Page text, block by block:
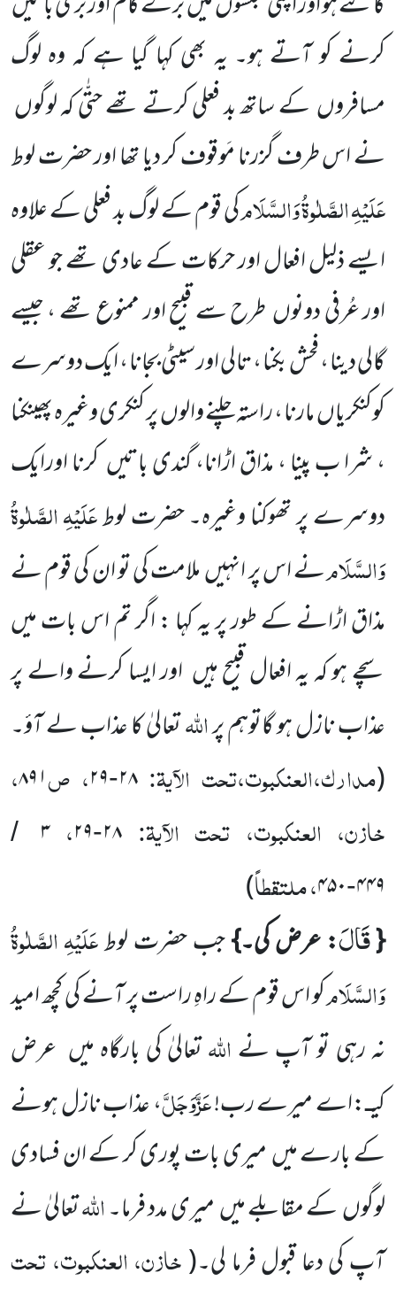
کرنے کو آتے ہو۔ یہ بھی کہا گیا ہے کہ وہ لوگ
مسافروںکے ساتھ بد فعلی کرتے تھے حتّٰی کہ لوگوں
نے اس طرف گزرنا مَوقوف کر دیا تھا اور حضرت لوط
عَلَیْہِالصَّلٰوۃُوَالسَّلَامکی قوم کے لوگ بد فعلی کے علاوہ
ایسے ذلیل افعال اور حرکات کے عادی تھے جو عقلی
اور عُرفی دونوںطرح سے قبیح اور ممنوع تھے ، جیسے
گالی دینا ، فحش بکنا ، تالی اور سیٹی بجانا ، ایک دوسرے
کوکنکریاںمارنا ، راستہ چلنے والوںپرکنکری وغیرہ پھینکنا
، شرا ب پینا ، مذاق اڑانا، گندی باتیںکرنا اورایک
دوسرے پر تھوکنا وغیرہ۔ حضرت لوطعَلَیْہِالصَّلٰوۃُ
وَالسَّلَامنے اس پر انہیںملامت کی تو ان کی قوم نے
مذاق اڑانے کے طور پر یہ کہا : اگر تم اس بات میں
سچے ہو کہ یہ افعال قبیح ہیں اور ایسا کرنے والے پر
عذاب نازل ہو گاتوہم پراللہتعالیٰ کا عذاب لے آؤ۔
(مدارک،العنکبوت،تحت الآیۃ:۲۸-۲۹، ص۸۹۱،
خازن، العنکبوت، تحت الآیۃ: ۲۸-۲۹،۳ /
۴۴۹-۴۵۰، ملتقطاً)
{قَالَ: عرض کی۔}جب حضرت لوطعَلَیْہِالصَّلٰوۃُ
وَالسَّلَامکو اس قوم کے راہِ راست پر آنے کی کچھ امید
نہ رہی تو آپ نےاللہتعالیٰ کی بارگاہ میں عرض
کیـ:اے میرے رب!عَزَّوَجَلَّ، عذاب نازل ہونے
کے بارے میںمیری بات پوری کر کے ان فسادی
لوگوںکے مقابلے میںمیری مدد فرما۔اللہتعالیٰ نے
آپ کی دعا قبول فرما لی۔(خازن، العنکبوت، تحت